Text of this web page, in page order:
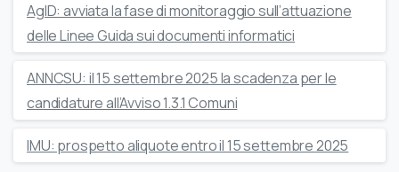
AgID: avviata la fase di monitoraggio sull’attuazione
delle Linee Guida sui documenti informatici
ANNCSU: il 15 settembre 2025 la scadenza per le
candidature all’Avviso 1.3.1 Comuni
IMU: prospetto aliquote entro il 15 settembre 2025